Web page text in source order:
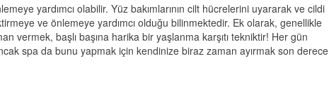
yardımcı olabilir. Yüz bakımlarının cilt hücrelerini uyararak ve cildi
ve önlemeye yardımcı olduğu bilinmektedir. Ek olarak, genellikle
vermek, başlı başına harika bir yaşlanma karşıtı tekniktir! Her gün
spa da bunu yapmak için kendinize biraz zaman ayırmak son derece